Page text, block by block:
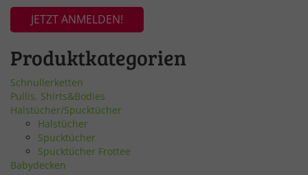
JETZT ANMELDEN!
Produktkategorien
Schnullerketten
Pullis, Shirts&Bodies
Halstücher/Spucktücher
Halstücher
Spucktücher
Spucktücher Frottee
Babydecken